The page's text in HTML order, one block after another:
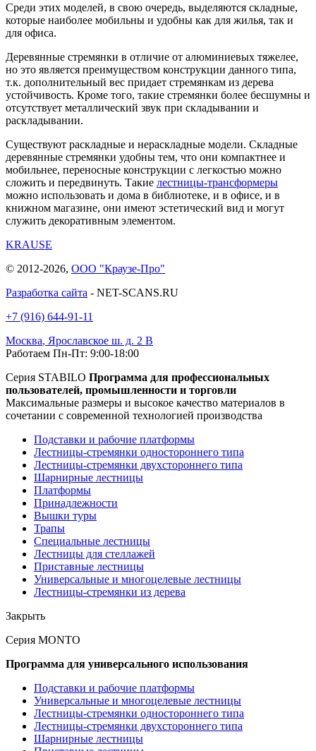
Среди этих моделей, в свою очередь, выделяются складные,
которые наиболее мобильны и удобны как для жилья, так и
для офиса.
Деревянные стремянки в отличие от алюминиевых тяжелее,
но это является преимуществом конструкции данного типа,
т.к. дополнительный вес придает стремянкам из дерева
устойчивость. Кроме того, такие стремянки более бесшумны и
отсутствует металлический звук при складывании и
раскладывании.
Существуют раскладные и нераскладные модели. Складные
деревянные стремянки удобны тем, что они компактнее и
мобильнее, переносные конструкции с легкостью можно
сложить и передвинуть. Такие лестницы-трансформеры
можно использовать и дома в библиотеке, и в офисе, и в
книжном магазине, они имеют эстетический вид и могут
служить декоративным элементом.
KRAUSE
© 2012-2026, ООО "Краузе-Про"
Разработка сайта - NET-SCANS.RU
+7 (916) 644-91-11
Москва, Ярославское ш. д. 2 В
Работаем Пн-Пт: 9:00-18:00
Серия STABILO Программа для профессиональных
пользователей, промышленности и торговли
Максимальные размеры и высокое качество материалов в
сочетании с современной технологией производства
Подставки и рабочие платформы
Лестницы-стремянки одностороннего типа
Лестницы-стремянки двухстороннего типа
Шарнирные лестницы
Платформы
Принадлежности
Вышки туры
Трапы
Специальные лестницы
Лестницы для стеллажей
Приставные лестницы
Универсальные и многоцелевые лестницы
Лестницы-стремянки из дерева
Закрыть
Серия MONTO
Программа для универсального использования
Подставки и рабочие платформы
Универсальные и многоцелевые лестницы
Лестницы-стремянки одностороннего типа
Лестницы-стремянки двухстороннего типа
Шарнирные лестницы